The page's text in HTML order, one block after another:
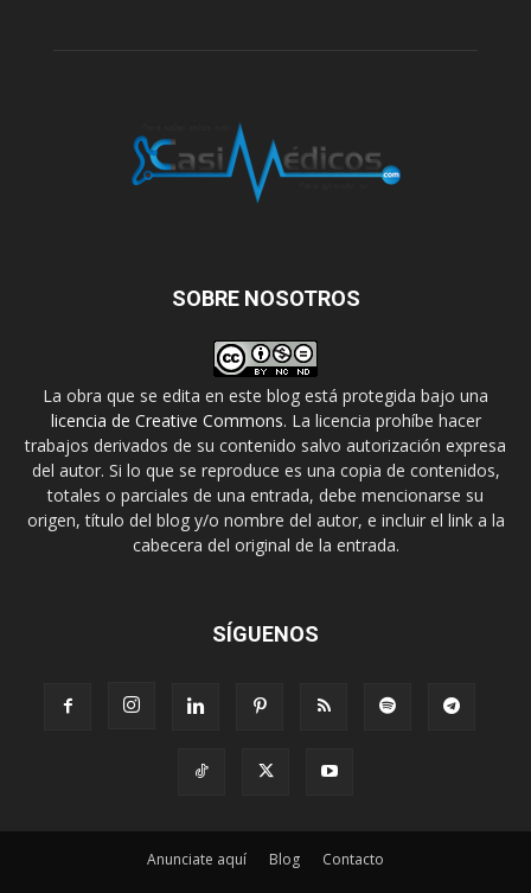
SOBRE NOSOTROS
La obra que se edita en este blog está protegida bajo una
licencia de Creative Commons. La licencia prohíbe hacer
trabajos derivados de su contenido salvo autorización expresa
del autor. Si lo que se reproduce es una copia de contenidos,
totales o parciales de una entrada, debe mencionarse su
origen, título del blog y/o nombre del autor, e incluir el link a la
cabecera del original de la entrada.
SÍGUENOS
Anunciate aquí Blog Contacto